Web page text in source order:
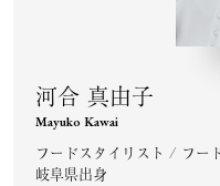
河合 真由子
Mayuko Kawai
フードスタイリスト / フー
岐阜県出身